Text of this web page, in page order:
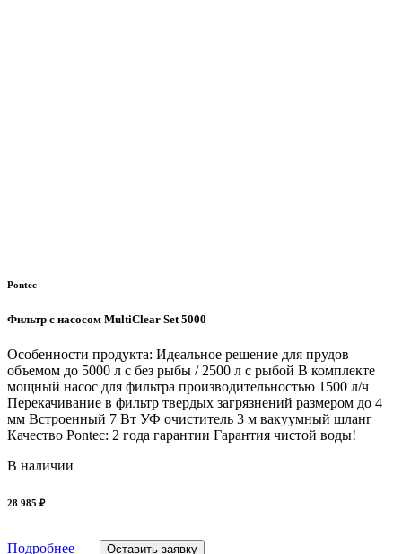
Pontec
Фильтр с насосом MultiClear Set 5000
Особенности продукта: Идеальное решение для прудов
объемом до 5000 л с без рыбы / 2500 л с рыбой В комплекте
мощный насос для фильтра производительностью 1500 л/ч
Перекачивание в фильтр твердых загрязнений размером до 4
мм Встроенный 7 Вт УФ очиститель 3 м вакуумный шланг
Качество Pontec: 2 года гарантии Гарантия чистой воды!
В наличии
28 985 ₽
Подробнее Оставить заявку